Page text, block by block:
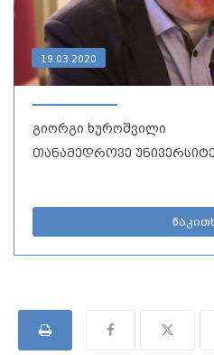
19.03.2020
გიორგი ხუროშვილი
თანამედროვე